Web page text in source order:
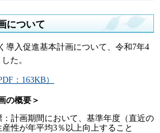
について
導入促進基本計画について、令和7年4
た。
：163KB）
の概要＞
計画期間において、基準年度（直近の
性が年平均3％以上向上すること